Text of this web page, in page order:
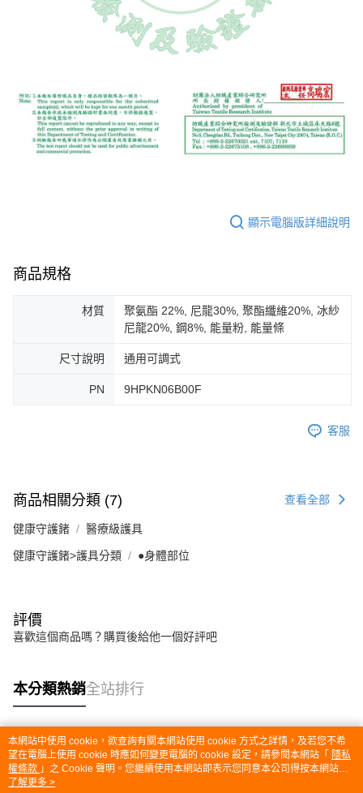
顯示電腦版詳細說明
商品規格
材質
聚氨酯 22%, 尼龍30%, 聚酯纖維20%, 冰紗
尼龍20%, 鋼8%, 能量粉, 能量條
尺寸說明 通用可調式
PN 9HPKN06B00F
客服
商品相關分類 (7) 查看全部
健康守護鍺 醫療級護具
健康守護鍺>護具分類 ●身體部位
評價
喜歡這個商品嗎？購買後給他一個好評吧
本分類熱銷全站排行
熱門標籤
本網站中使用 cookie，欲查詢有關本網站使用 cookie 方式之詳情，及若您不希
望在電腦上使用 cookie 時應如何變更電腦的 cookie 設定，請參閱本網站「 隱私
權條款 」之 Cookie 聲明。您繼續使用本網站即表示您同意本公司得按本網站使
用條款之 Cookie 聲明使用 cookie。
了解更多 >